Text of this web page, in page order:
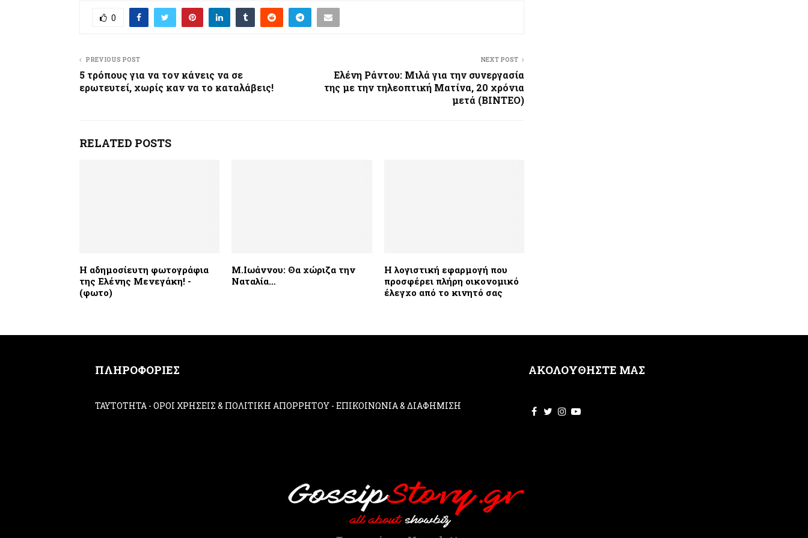
0
PREVIOUS POST
5 τρόπους για να τον κάνεις να σε
ερωτευτεί, χωρίς καν να το καταλάβεις!
NEXT POST
Ελένη Ράντου: Μιλά για την συνεργασία
της με την τηλεοπτική Ματίνα, 20 χρόνια
μετά (BINTEO)
RELATED POSTS
Η αδημοσίευτη φωτογράφια
της Ελένης Μενεγάκη! -
(φωτο)
Μ.Ιωάννου: Θα χώριζα την
Ναταλία…
Η λογιστική εφαρμογή που
προσφέρει πλήρη οικονομικό
έλεγχο από το κινητό σας
ΠΛΗΡΟΦΟΡΙΕΣ
ΤΑΥΤΟΤΗΤΑ -ΟΡΟΙ ΧΡΗΣΕΙΣ & ΠΟΛΙΤΙΚΗ ΑΠΟΡΡΗΤΟΥ -ΕΠΙΚΟΙΝΩΝΙΑ & ΔΙΑΦΗΜΙΣΗ
ΑΚΟΛΟΥΘΗΣΤΕ ΜΑΣ